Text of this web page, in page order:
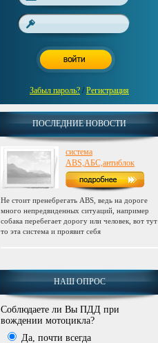
Забыл пароль? / Регистрация
ПОСЛЕДНИЕ НОВОСТИ
система
ABS,АБС,антиблок
Не стоит пренебрегать АВS, ведь на дороге
много непредвиденных ситуаций, например
собака перебегает дорогу или человек, вот тут
то эта система и проявит себя
НАШ ОПРОС
Соблюдаете ли Вы ПДД при
вождении мотоцикла?
Да, почти всегда